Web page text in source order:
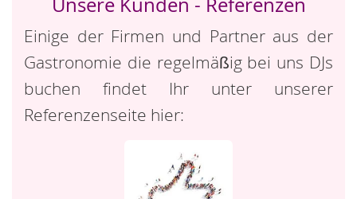
Einige der Firmen und Partner aus der
Gastronomie die regelmäßig bei uns DJs
buchen findet Ihr unter unserer
Referenzenseite hier: